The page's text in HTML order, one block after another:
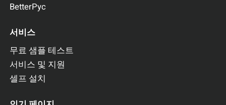
BetterPyc
서비스
무료 샘플 테스트
서비스 및 지원
셀프 설치